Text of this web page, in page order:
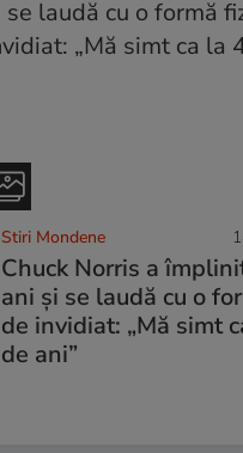
Stiri Mondene
Chuck Norris a
ani și se laudă cu o
de invidiat: „Mă simt
de ani”